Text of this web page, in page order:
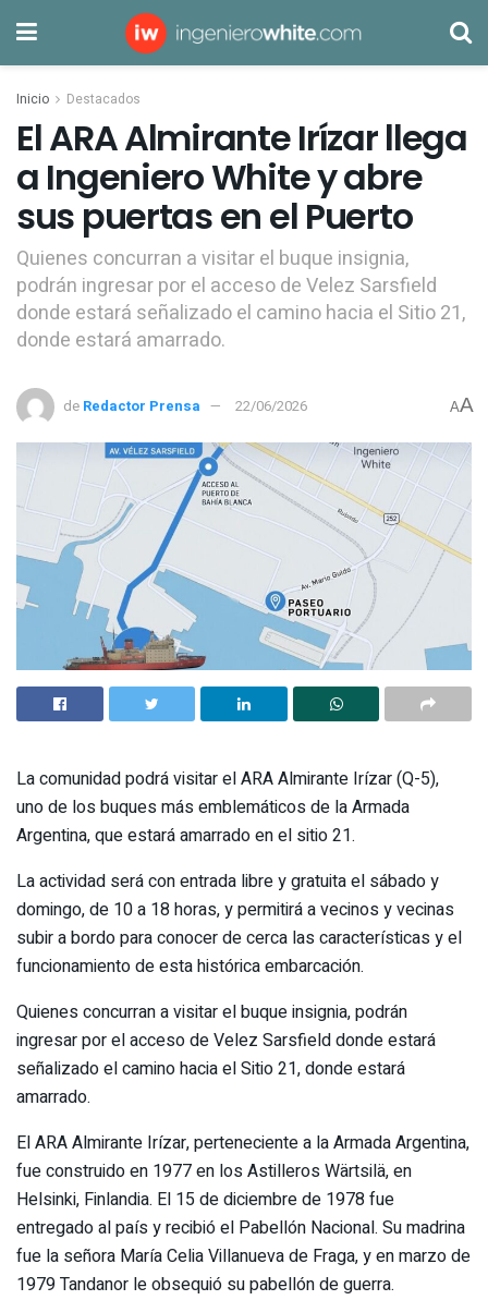
Inicio Destacados
El ARA Almirante Irízar llega
a Ingeniero White y abre
sus puertas en el Puerto
Quienes concurran a visitar el buque insignia,
podrán ingresar por el acceso de Velez Sarsfield
donde estará señalizado el camino hacia el Sitio 21,
donde estará amarrado.
de Redactor Prensa 22/06/2026 AA
La comunidad podrá visitar el ARA Almirante Irízar (Q-5),
uno de los buques más emblemáticos de la Armada
Argentina, que estará amarrado en el sitio 21.
La actividad será con entrada libre y gratuita el sábado y
domingo, de 10 a 18 horas, y permitirá a vecinos y vecinas
subir a bordo para conocer de cerca las características y el
funcionamiento de esta histórica embarcación.
Quienes concurran a visitar el buque insignia, podrán
ingresar por el acceso de Velez Sarsfield donde estará
señalizado el camino hacia el Sitio 21, donde estará
amarrado.
El ARA Almirante Irízar, perteneciente a la Armada Argentina,
fue construido en 1977 en los Astilleros Wärtsilä, en
Helsinki, Finlandia. El 15 de diciembre de 1978 fue
entregado al país y recibió el Pabellón Nacional. Su madrina
fue la señora María Celia Villanueva de Fraga, y en marzo de
1979 Tandanor le obsequió su pabellón de guerra.